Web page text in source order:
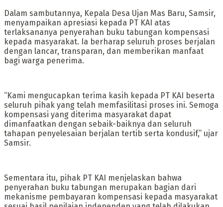
Dalam sambutannya, Kepala Desa Ujan Mas Baru, Samsir,
menyampaikan apresiasi kepada PT KAI atas
terlaksananya penyerahan buku tabungan kompensasi
kepada masyarakat. Ia berharap seluruh proses berjalan
dengan lancar, transparan, dan memberikan manfaat
bagi warga penerima.
“Kami mengucapkan terima kasih kepada PT KAI beserta
seluruh pihak yang telah memfasilitasi proses ini. Semoga
kompensasi yang diterima masyarakat dapat
dimanfaatkan dengan sebaik-baiknya dan seluruh
tahapan penyelesaian berjalan tertib serta kondusif,” ujar
Samsir.
Sementara itu, pihak PT KAI menjelaskan bahwa
penyerahan buku tabungan merupakan bagian dari
mekanisme pembayaran kompensasi kepada masyarakat